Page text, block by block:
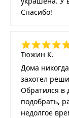
Спасибо!
Тюжин К.
Дома
захотел
Обратился в
подобрать,
недолгое